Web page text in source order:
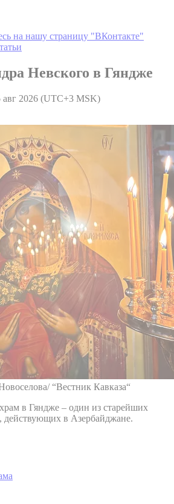
на нашу страницу "ВКонтакте"
Невского в Гяндже
2026 (UTC+3 MSK)
“Вестник Кавказа“
в Гяндже – один из старейших
действующих в Азербайджане.